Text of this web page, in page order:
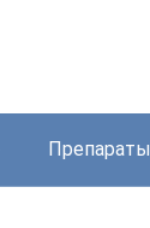
Препараты